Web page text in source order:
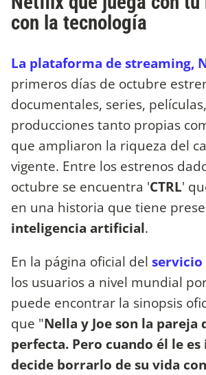
con la tecnología
La plataforma de streaming,
primeros días de octubre
documentales, series,
producciones tanto propias
que ampliaron la riqueza del
vigente. Entre los estrenos
octubre se encuentra 'CTRL'
en una historia que tiene
inteligencia artificial.
En la página oficial del servicio
los usuarios a nivel mundial
puede encontrar la sinopsis
que "Nella y Joe son la pareja
perfecta. Pero cuando él le
decide borrarlo de su vida